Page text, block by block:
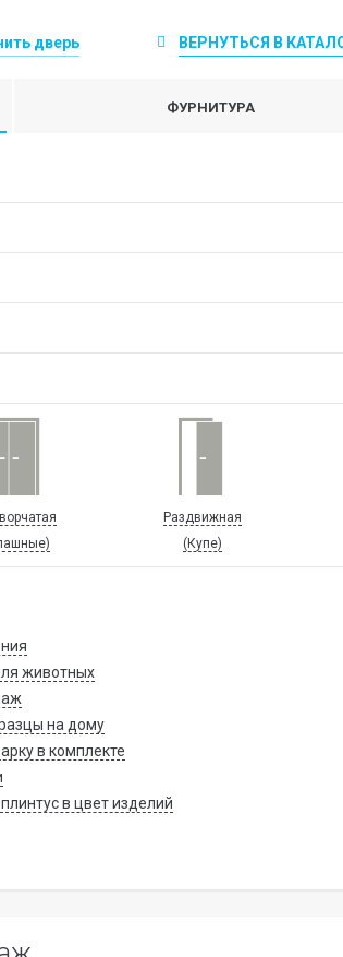
дверь ВЕРНУТЬСЯ В
ФУРНИТУРА
Раздвижная
(Купе)
животных
на дому
в комплекте
в цвет изделий